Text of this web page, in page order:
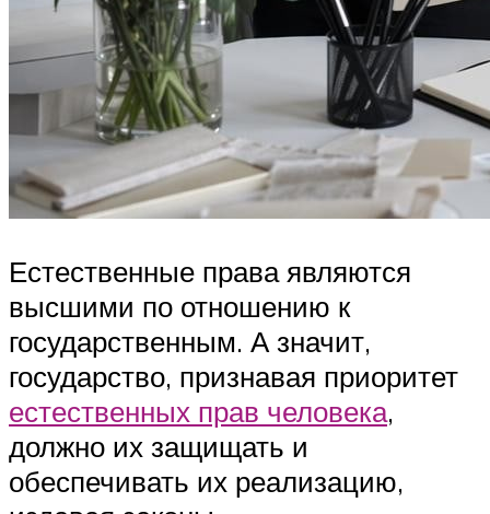
Естественные права являются
высшими по отношению к
государственным. А значит,
государство, признавая приоритет
естественных прав человека,
должно их защищать и
обеспечивать их реализацию,